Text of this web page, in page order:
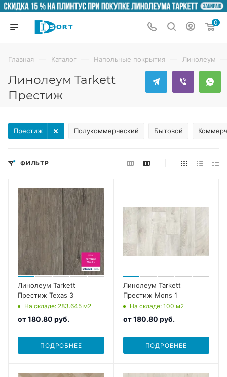
0
Главная — Каталог — Напольные покрытия — Линолеум
Линолеум Tarkett
Престиж
Полукоммерческий Бытовой
Престиж
ФИЛЬТР
Линолеум Tarkett
Престиж Texas 3
На складе: 283.645 м2
от180.80 руб.
ПОДРОБНЕЕ
Линолеум Tarkett
Престиж Mons 1
На складе: 100 м2
от180.80 руб.
ПОДРОБНЕЕ